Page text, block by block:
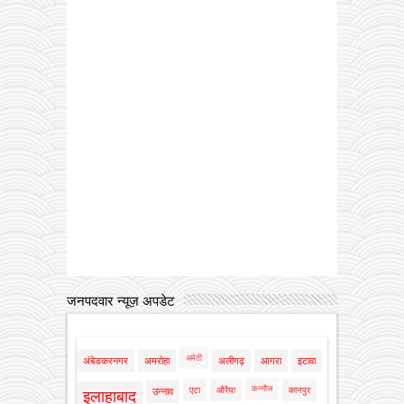
जनपदवार न्यूज़ अपडेट
अंबेडकरनगर अमरोहा अमेठी अलीगढ़ आगरा इटावा
इलाहाबाद उन्नाव एटा औरैया कन्नौज कानपुर